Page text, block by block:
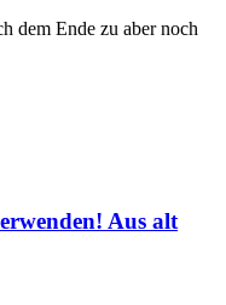
dem Ende zu aber noch
Aus alt